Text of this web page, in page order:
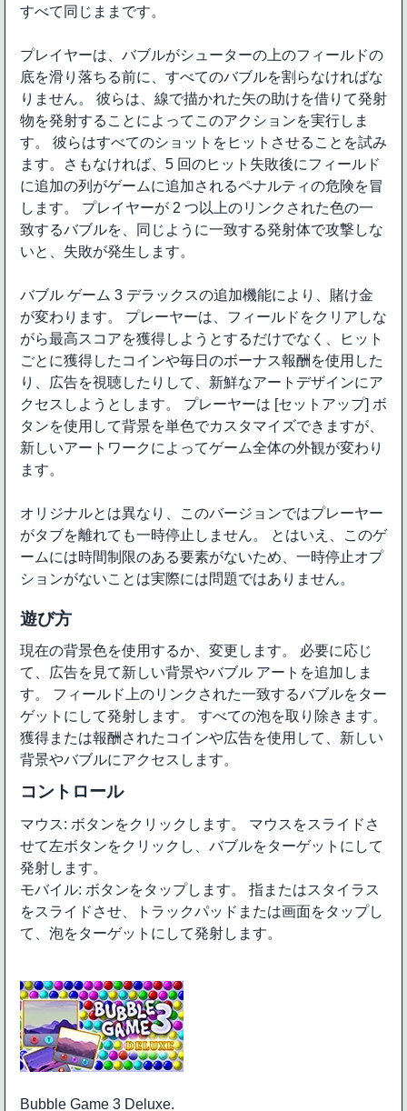
すべて同じままです。
プレイヤーは、バブルがシューターの上のフィールドの
底を滑り落ちる前に、すべてのバブルを割らなければな
りません。 彼らは、線で描かれた矢の助けを借りて発射
物を発射することによってこのアクションを実行しま
す。 彼らはすべてのショットをヒットさせることを試み
ます。さもなければ、5 回のヒット失敗後にフィールド
に追加の列がゲームに追加されるペナルティの危険を冒
します。 プレイヤーが 2 つ以上のリンクされた色の一
致するバブルを、同じように一致する発射体で攻撃しな
いと、失敗が発生します。
バブル ゲーム 3 デラックスの追加機能により、賭け金
が変わります。 プレーヤーは、フィールドをクリアしな
がら最高スコアを獲得しようとするだけでなく、ヒット
ごとに獲得したコインや毎日のボーナス報酬を使用した
り、広告を視聴したりして、新鮮なアートデザインにア
クセスしようとします。 プレーヤーは [セットアップ] ボ
タンを使用して背景を単色でカスタマイズできますが、
新しいアートワークによってゲーム全体の外観が変わり
ます。
オリジナルとは異なり、このバージョンではプレーヤー
がタブを離れても一時停止しません。 とはいえ、このゲ
ームには時間制限のある要素がないため、一時停止オプ
ションがないことは実際には問題ではありません。
遊び方
現在の背景色を使用するか、変更します。 必要に応じ
て、広告を見て新しい背景やバブル アートを追加しま
す。 フィールド上のリンクされた一致するバブルをター
ゲットにして発射します。 すべての泡を取り除きます。
獲得または報酬されたコインや広告を使用して、新しい
背景やバブルにアクセスします。
コントロール
マウス: ボタンをクリックします。 マウスをスライドさ
せて左ボタンをクリックし、バブルをターゲットにして
発射します。
モバイル: ボタンをタップします。 指またはスタイラス
をスライドさせ、トラックパッドまたは画面をタップし
て、泡をターゲットにして発射します。
Bubble Game 3 Deluxe.